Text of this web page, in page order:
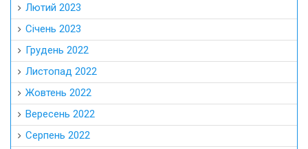
Лютий 2023
Січень 2023
Грудень 2022
Листопад 2022
Жовтень 2022
Вересень 2022
Серпень 2022